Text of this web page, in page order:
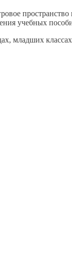
учебных
младших